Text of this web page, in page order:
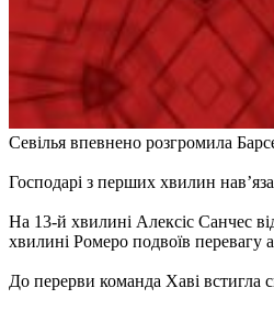
Севілья впевнено розгромила
Господарі з перших хвилин
На 13-й хвилині Алексіс Санчес
хвилині Ромеро подвоїв перевагу
До перерви команда Хаві встигла